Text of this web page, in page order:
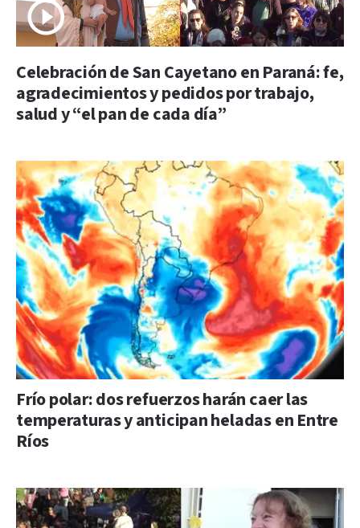
Celebración de San Cayetano en Paraná: fe,
agradecimientos y pedidos por trabajo,
salud y “el pan de cada día”
Frío polar: dos refuerzos harán caer las
temperaturas y anticipan heladas en Entre
Ríos